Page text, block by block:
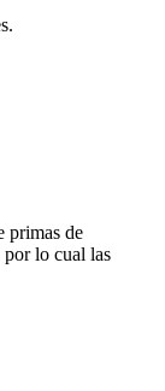
primas de
por lo cual las